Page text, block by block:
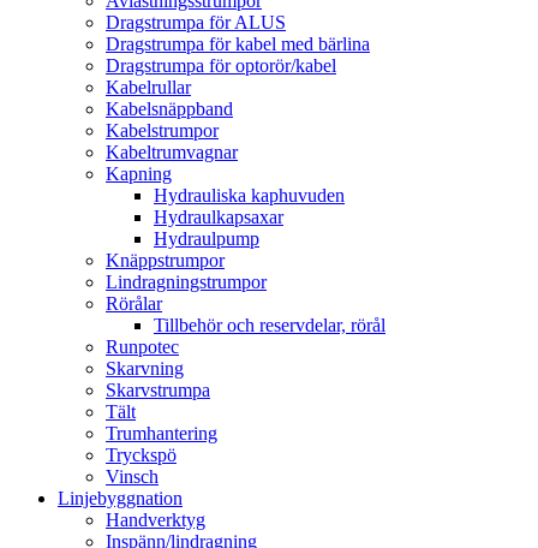
Dragstrumpa för ALUS
Dragstrumpa för kabel med bärlina
Dragstrumpa för optorör/kabel
Kabelrullar
Kabelsnäppband
Kabelstrumpor
Kabeltrumvagnar
Kapning
Hydrauliska kaphuvuden
Hydraulkapsaxar
Hydraulpump
Knäppstrumpor
Lindragningstrumpor
Rörålar
Tillbehör och reservdelar, rörål
Runpotec
Skarvning
Skarvstrumpa
Tält
Trumhantering
Tryckspö
Vinsch
Linjebyggnation
Handverktyg
Inspänn/lindragning